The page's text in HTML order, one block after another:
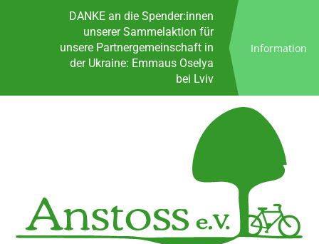
Information
DANKE an die Spender:innen
unserer Sammelaktion für
unsere Partnergemeinschaft in
der Ukraine: Emmaus Oselya
bei Lviv
Sprungbrett für Neustart ins
KoALa - Das kostenlose
Anstoss Lastenrad
Bürozeiten
Kontakt
DANKE an die Spender:innen
unserer Sammelaktion für
unsere Partnergemeinschaft in